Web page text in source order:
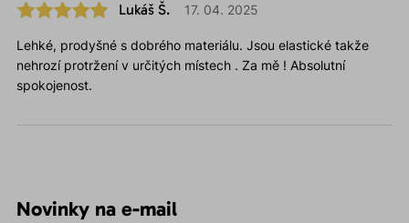
Lukáš Š. 17. 04. 2025
Lehké, prodyšné s dobrého materiálu. Jsou elastické takže
nehrozí protržení v určitých místech . Za mě ! Absolutní
spokojenost.
Novinky na e-mail